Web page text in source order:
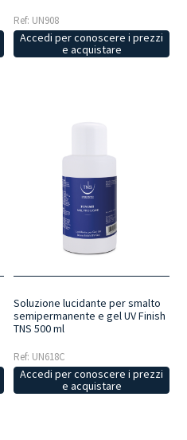
Ref: UN908
Accedi per conoscere i prezzi
e acquistare
Soluzione lucidante per smalto
semipermanente e gel UV Finish
TNS 500 ml
Ref: UN618C
Accedi per conoscere i prezzi
e acquistare